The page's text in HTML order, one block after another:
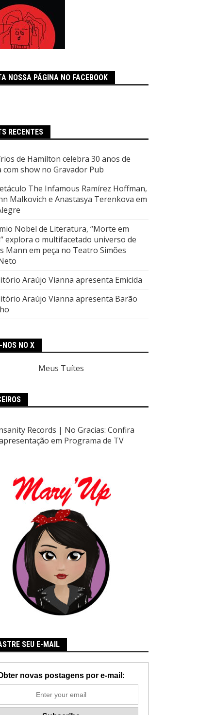
NOSSA PÁGINA NO FACEBOOK
RECENTES
de Hamilton celebra 30 anos de
com show no Gravador Pub
The Infamous Ramírez Hoffman,
Malkovich e Anastasya Terenkova em
Nobel de Literatura, “Morte em
explora o multifacetado universo de
Mann em peça no Teatro Simões
Araújo Vianna apresenta Emicida
Araújo Vianna apresenta Barão
NOS NO X
Meus Tuítes
SEU E-MAIL
novas postagens por e-mail: